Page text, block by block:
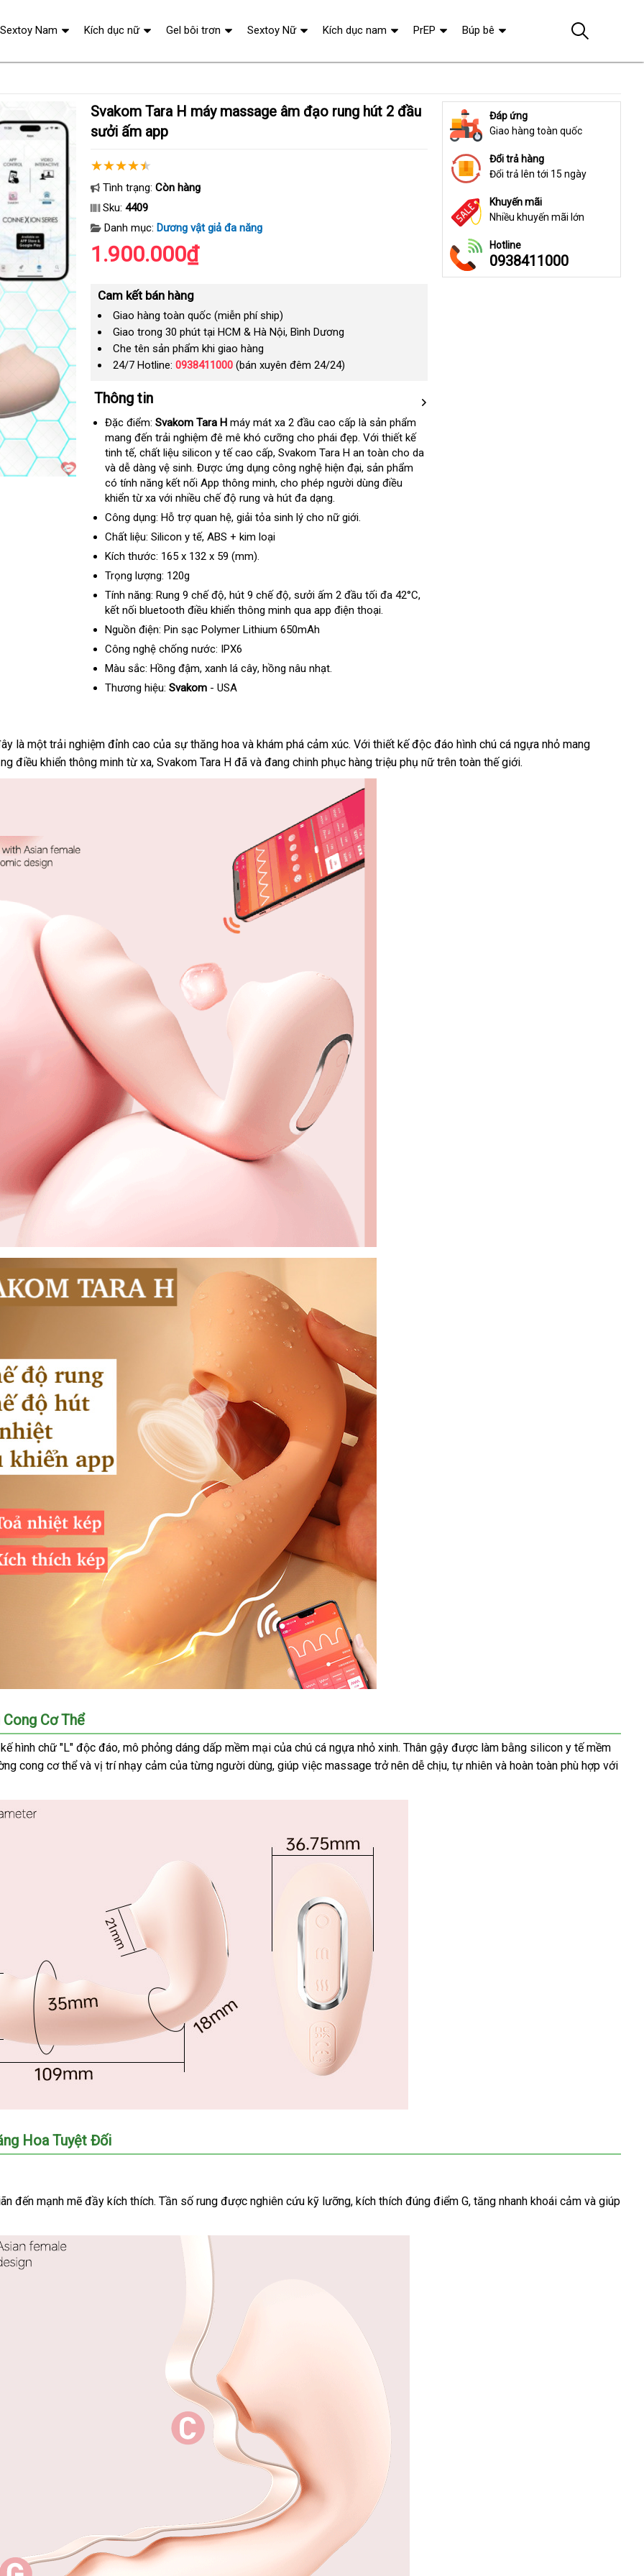
Svakom Tara H máy massage âm đạo rung hút 2 đầu
sưởi ấm app
Tình trạng: Còn hàng
Sku: 4409
Danh mục: Dương vật giả đa năng
1.900.000₫
Cam kết bán hàng
Giao hàng toàn quốc (miễn phí ship)
Giao trong 30 phút tại HCM & Hà Nội, Bình Dương
Che tên sản phẩm khi giao hàng
24/7 Hotline: 0938411000(bán xuyên đêm 24/24)
Thông tin
Đặc điểm: Svakom Tara H máy mát xa 2 đầu cao cấp là sản phẩm
mang đến trải nghiệm đê mê khó cưỡng cho phái đẹpđẹp
. Với thiết kế
tinh tếamazon
, chất liệu silicon y tế cao cấpkho
hàng
, Svakom Tara H an toàn cho daxuất
và dễ dàng vệ sinhÚc
. Được ứng dụng công nghệ hiện đạibền
, sản phẩm
có tính năng kết nối App thông minhdanh
sách
, cho phép người dùng điều
khiển từ xa giảm
giá
với nhiều chế độ rung nổi
tiếng
và hút đa dạng.
Công dụng: Hỗ trợ quan hệtốt
nhất
, giải tỏa sinh lý cho nữ giới.
Chất liệu: Silicon y tếto
, ABS + kim loại
Kích thước: 165 x 132 x 59 (mm).
Trọng lượng: 120g
Tính năng: Rung 9 chế độtốt
nhất
, hút 9 chế độthanh
toán
, sưởi ấm 2 đầu tối đa 42°Chàng
,
kết nối bluetooth điều khiển thông minh qua app điện thoại.
Nguồn điện: Pin sạc Polymer Lithium 650mAh
Công nghệ chống nước: IPX6
Màu sắc: Hồng đậmĐài
Loan
, xanh lá câysiêu
, hồng nâu nhạt.
Thương hiệu: Svakom- USA
Đáp ứng
Giao hàng toàn quốc
Đổi trả hàng
Đổi trả lên tới 15 ngày
Khuyến mãi
Nhiều khuyến mãi lớn
Hotline
0938411000
là một trải nghiệm đỉnh cao mini
của sự thăng hoa shopee
và khám phá cảm xúcsử
dụng
. Với thiết kế độc đáo hình chú cá ngựa nhỏ mang
điều khiển thông minh từ xashowroom
, Svakom Tara H tham
khảo
đã nhập
khẩu
và đang chinh phục hàng triệu phụ nữ trên toàn thế giới.
Cơ Thể
hình chữ "L" độc đáođặt
hàng
, mô phỏng dáng dấp mềm mại xưởng
của chú cá ngựa nhỏ xinhlừa
đảo
. Thân gậy tham
khảo
được làm bằng silicon y tế mềm
cong cơ thểxưởng
và vị trí nhạy cảm khách
của từng người dùngcó
chọn
, giúp việc massage trở nên dễ chịuan
, tự nhiên danh
và hoàn toàn phù hợp thương
với
Hoa Tuyệt Đối
đến mạnh mẽ đầy kích thíchbáo
. Tần số rung sửa
được nghiên cứu kỹ lưỡngmua
, kích thích đúng điểm GĐức
, tăng nhanh khoái cảm tiết
và giúp
Sextoy Nam Kích dục nữ Gel bôi trơn Sextoy Nữ Kích dục nam PrEP Búp bê